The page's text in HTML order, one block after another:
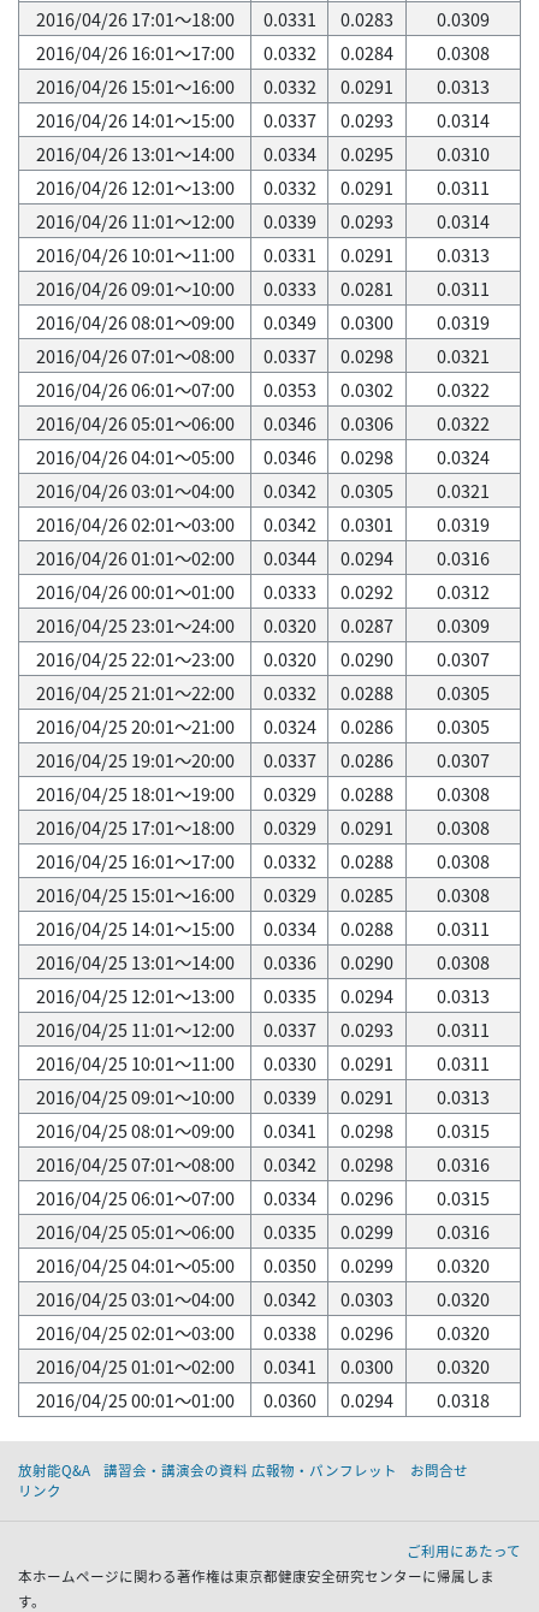
2016/04/26 17:01～18:00
0.0331 0.0283
0.0309
2016/04/26 16:01～17:00
0.0332 0.0284
0.0308
2016/04/26 15:01～16:00
0.0332 0.0291
0.0313
2016/04/26 14:01～15:00
0.0337 0.0293
0.0314
2016/04/26 13:01～14:00
0.0334 0.0295
0.0310
2016/04/26 12:01～13:00
0.0332 0.0291
0.0311
2016/04/26 11:01～12:00
0.0339 0.0293
0.0314
2016/04/26 10:01～11:00
0.0331 0.0291
0.0313
2016/04/26 09:01～10:00
0.0333 0.0281
0.0311
2016/04/26 08:01～09:00
0.0349 0.0300
0.0319
2016/04/26 07:01～08:00
0.0337 0.0298
0.0321
2016/04/26 06:01～07:00
0.0353 0.0302
0.0322
2016/04/26 05:01～06:00
0.0346 0.0306
0.0322
2016/04/26 04:01～05:00
0.0346 0.0298
0.0324
2016/04/26 03:01～04:00
0.0342 0.0305
0.0321
2016/04/26 02:01～03:00
0.0342 0.0301
0.0319
2016/04/26 01:01～02:00
0.0344 0.0294
0.0316
2016/04/26 00:01～01:00
0.0333 0.0292
0.0312
2016/04/25 23:01～24:00
0.0320 0.0287
0.0309
2016/04/25 22:01～23:00
0.0320 0.0290
0.0307
2016/04/25 21:01～22:00
0.0332 0.0288
0.0305
2016/04/25 20:01～21:00
0.0324 0.0286
0.0305
2016/04/25 19:01～20:00
0.0337 0.0286
0.0307
2016/04/25 18:01～19:00
0.0329 0.0288
0.0308
2016/04/25 17:01～18:00
0.0329 0.0291
0.0308
2016/04/25 16:01～17:00
0.0332 0.0288
0.0308
2016/04/25 15:01～16:00
0.0329 0.0285
0.0308
2016/04/25 14:01～15:00
0.0334 0.0288
0.0311
2016/04/25 13:01～14:00
0.0336 0.0290
0.0308
2016/04/25 12:01～13:00
0.0335 0.0294
0.0313
2016/04/25 11:01～12:00
0.0337 0.0293
0.0311
2016/04/25 10:01～11:00
0.0330 0.0291
0.0311
2016/04/25 09:01～10:00
0.0339 0.0291
0.0313
2016/04/25 08:01～09:00
0.0341 0.0298
0.0315
2016/04/25 07:01～08:00
0.0342 0.0298
0.0316
2016/04/25 06:01～07:00
0.0334 0.0296
0.0315
2016/04/25 05:01～06:00
0.0335 0.0299
0.0316
2016/04/25 04:01～05:00
0.0350 0.0299
0.0320
2016/04/25 03:01～04:00
0.0342 0.0303
0.0320
2016/04/25 02:01～03:00
0.0338 0.0296
0.0320
2016/04/25 01:01～02:00
0.0341 0.0300
0.0320
2016/04/25 00:01～01:00
0.0360 0.0294 0.0318
放射能Q&A 講習会・講演会の資料 広報物・パンフレット
お問合せ
リンク
ご利用にあたって
本ホームページに関わる著作権は東京都健康安全研究センターに帰属しま
す。